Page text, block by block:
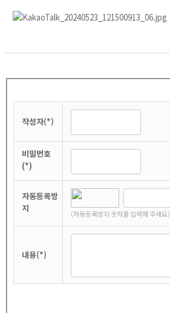
작성자(*)
비밀번호
(*)
자동등록방
지
(자동등록방지 숫자를 입력해 주세요)
내용(*)